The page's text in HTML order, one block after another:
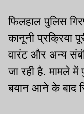
फिलहाल पुलिस
कानूनी प्रक्रिया
वारंट और अन्य
जा रही है. मामले
बयान आने के बाद